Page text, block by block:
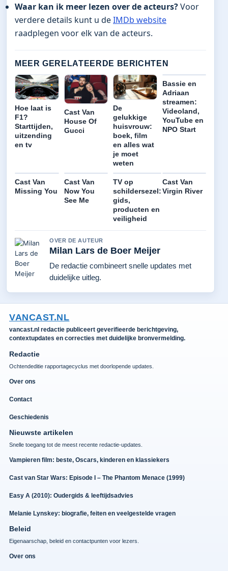
Waar kan ik meer lezen over de acteurs?Voor
verdere details kunt u deIMDb website
raadplegen voor elk van de acteurs.
MEER GERELATEERDE BERICHTEN
Hoe laat is
F1?
Starttijden,
uitzending
en tv
Cast Van
House Of
Gucci
De
gelukkige
huisvrouw:
boek, film
en alles wat
je moet
weten
Bassie en
Adriaan
streamen:
Videoland,
YouTube en
NPO Start
Cast Van
Missing You
Cast Van
Now You
See Me
TV op
schildersezel:
gids,
producten en
veiligheid
Cast Van
Virgin River
OVER DE AUTEUR
Milan Lars de Boer Meijer
De redactie combineert snelle updates met
duidelijke uitleg.
VANCAST.NL
vancast.nl redactie publiceert geverifieerde berichtgeving,
contextupdates en correcties met duidelijke bronvermelding.
Redactie
Ochtendeditie rapportagecyclus met doorlopende updates.
Over ons
Contact
Geschiedenis
Nieuwste artikelen
Snelle toegang tot de meest recente redactie-updates.
Vampieren film: beste, Oscars, kinderen en klassiekers
Cast van Star Wars: Episode I – The Phantom Menace (1999)
Easy A (2010): Oudergids & leeftijdsadvies
Melanie Lynskey: biografie, feiten en veelgestelde vragen
Beleid
Eigenaarschap, beleid en contactpunten voor lezers.
Over ons